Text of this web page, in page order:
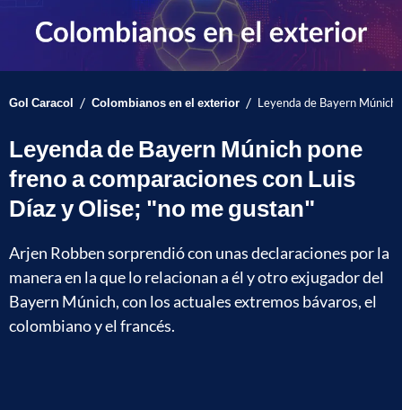
Gol Caracol / Colombianos en el exterior / Leyenda de Bayern Múnich
Leyenda de Bayern Múnich pone
freno a comparaciones con Luis
Díaz y Olise; "no me gustan"
Arjen Robben sorprendió con unas declaraciones por la
manera en la que lo relacionan a él y otro exjugador del
Bayern Múnich, con los actuales extremos bávaros, el
colombiano y el francés.